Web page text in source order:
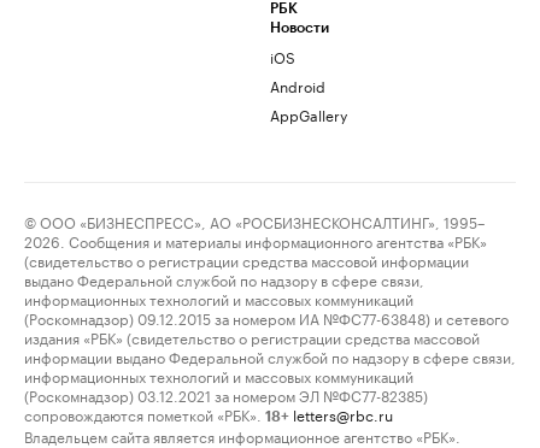
РБК
Новости
iOS
Android
AppGallery
© ООО «БИЗНЕСПРЕСС», АО «РОСБИЗНЕСКОНСАЛТИНГ», 1995–
2026. Сообщения и материалы информационного агентства «РБК»
(свидетельство о регистрации средства массовой информации
выдано Федеральной службой по надзору в сфере связи,
информационных технологий и массовых коммуникаций
(Роскомнадзор) 09.12.2015 за номером ИА №ФС77-63848) и сетевого
издания «РБК» (свидетельство о регистрации средства массовой
информации выдано Федеральной службой по надзору в сфере связи,
информационных технологий и массовых коммуникаций
(Роскомнадзор) 03.12.2021 за номером ЭЛ №ФС77-82385)
сопровождаются пометкой «РБК».
18+ letters@rbc.ru
Владельцем сайта является информационное агентство «РБК».